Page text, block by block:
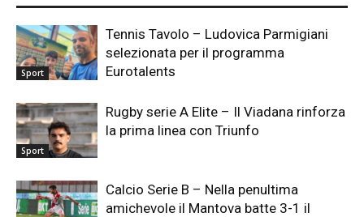
Sport
Tennis Tavolo – Ludovica Parmigiani
selezionata per il programma
Eurotalents
Sport
Rugby serie A Elite – Il Viadana rinforza
la prima linea con Triunfo
Calcio Serie B – Nella penultima
amichevole il Mantova batte 3-1 il